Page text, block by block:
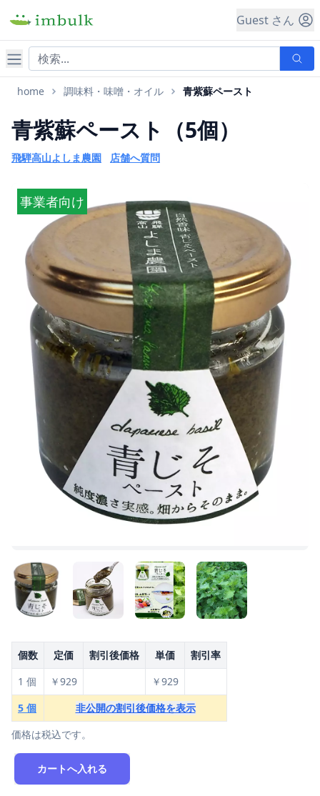
Guest さん
ナビゲーション
home 調味料・味噌・オイル 青紫蘇ペースト
青紫蘇ペースト（5個）
飛騨高山よしま農園 店舗へ質問
事業者向け
個数 定価 割引後価格 単価
割引率
1 個
￥929
￥929
5 個
非公開の割引後価格を表示
価格は税込です。
カートへ入れる